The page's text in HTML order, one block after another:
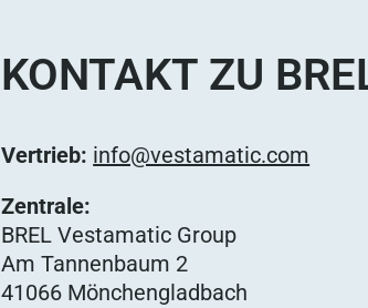
KONTAKT ZU
Vertrieb: info@vestamatic.com
Zentrale:
BREL Vestamatic Group
Am Tannenbaum 2
41066 Mönchengladbach